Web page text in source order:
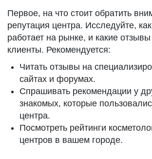
Первое, на что стоит обратить
репутация центра. Исследуйте,
работает на рынке, и какие
клиенты. Рекомендуется:
Читать отзывы на
сайтах и форумах.
Спрашивать рекомендации у
знакомых, которые
центра.
Посмотреть рейтинги
центров в вашем городе.